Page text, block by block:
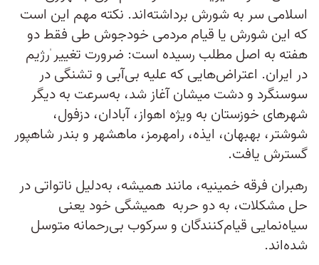
اسلامی سر به شورش برداشته‌اند. نکته مهم این است
که این شورش یا قیام مردمی خودجوش طی فقط دو
هفته به اصل مطلب رسیده است: ضرورت تغییر ٰرژیم
در ایران. اعتراض‌هایی که ‌علیه بی‌آبی و تشنگی در
سوسنگرد و دشت میشان آغاز شد، به‌سرعت به دیگر
شهرهای خوزستان به ویژه اهواز، آبادان، دزفول،
شوشتر، بهبهان، ایذه، رامهرمز، ماهشهر و بندر شاهپور
گسترش یافت.
رهبران فرقه خمینیه، مانند همیشه، به‌دلیل ناتواتی در
حل مشکلات، به دو حربه همیشگی خود یعنی
سیاه‌نمایی قیام‌کنندگان و سرکوب بی‌رحمانه متوسل
شده‌اند.